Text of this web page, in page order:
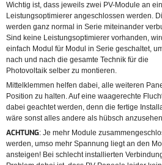
Wichtig ist, dass jeweils zwei PV-Module an
Leistungsoptimierer angeschlossen werden.
werden ganz normal in Serie miteinander
Sind keine Leistungsoptimierer vorhanden,
einfach Modul für Modul in Serie geschaltet,
nach und nach die gesamte Technik für die
Photovoltaik selber zu montieren.
Mittelklemmen helfen dabei, alle weiteren
Position zu halten. Auf eine waagerechte
dabei geachtet werden, denn die fertige
wäre sonst alles andere als hübsch
ACHTUNG: Je mehr Module
werden, umso mehr Spannung liegt an den
ansteigen! Bei schlecht installierten